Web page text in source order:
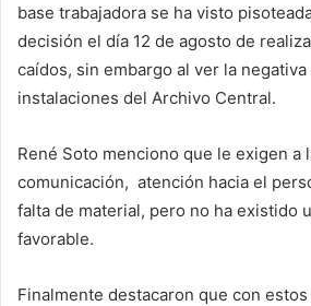
base trabajadora se ha visto
decisión el día 12 de agosto de
caídos, sin embargo al ver la
instalaciones del Archivo Central.
René Soto menciono que le exigen a
comunicación, atención hacia el
falta de material, pero no ha existido
favorable.
Finalmente destacaron que con